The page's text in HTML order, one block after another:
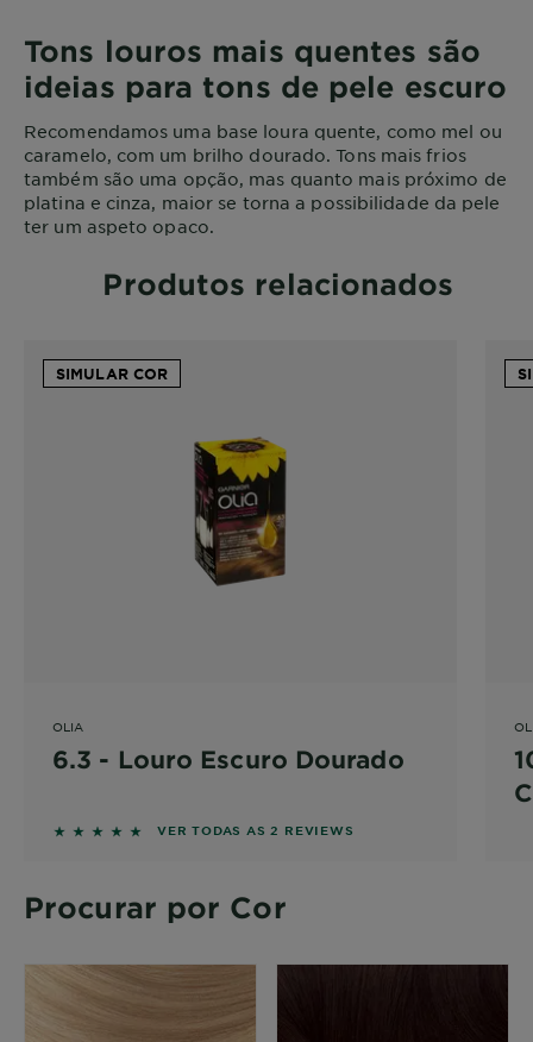
Tons louros mais quentes são
ideias para tons de pele escuro
Recomendamos uma base loura quente, como mel ou
caramelo, com um brilho dourado. Tons mais frios
também são uma opção, mas quanto mais próximo de
platina e cinza, maior se torna a possibilidade da pele
ter um aspeto opaco.
Produtos relacionados
SIMULAR COR
OLIA
6.3 - Louro Escuro Dourado
5 out of 5 stars based on reviews
VER TODAS AS 2 REVIEWS
Procurar por Cor